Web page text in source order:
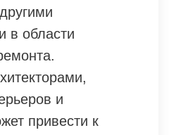
в области
и
привести к